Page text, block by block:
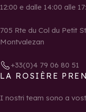
12:00 e dalle 14:00 alle
705 Rte du Col du Petit
Montvalezan
+33(0)4 79 06 80 51
LA ROSIÈRE
I nostri team sono a